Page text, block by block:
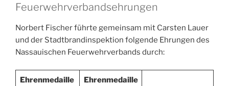
Feuerwehrverbandsehrungen
Norbert Fischer führte gemeinsam mit Carsten Lauer
und der Stadtbrandinspektion folgende Ehrungen des
Nassauischen Feuerwehrverbands durch:
Ehrenmedaille
Ehrenmedaille